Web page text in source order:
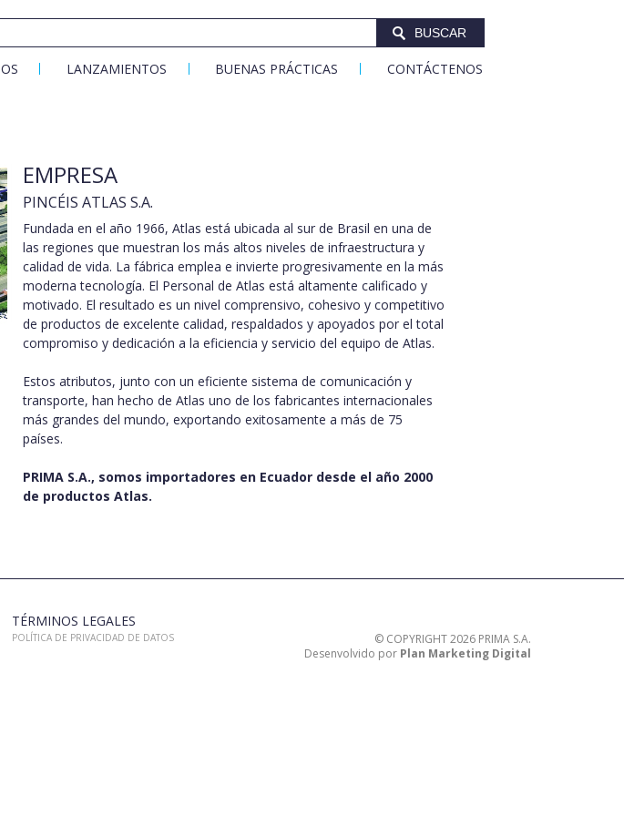
BUSCAR
LANZAMIENTOS BUENAS PRÁCTICAS CONTÁCTENOS
EMPRESA
PINCÉIS ATLAS S.A.
Fundada en el año 1966, Atlas está ubicada al sur de Brasil en una de
las regiones que muestran los más altos niveles de infraestructura y
calidad de vida. La fábrica emplea e invierte progresivamente en la más
moderna tecnología. El Personal de Atlas está altamente calificado y
motivado. El resultado es un nivel comprensivo, cohesivo y competitivo
de productos de excelente calidad, respaldados y apoyados por el total
compromiso y dedicación a la eficiencia y servicio del equipo de Atlas.
Estos atributos, junto con un eficiente sistema de comunicación y
transporte, han hecho de Atlas uno de los fabricantes internacionales
más grandes del mundo, exportando exitosamente a más de 75
países.
PRIMA S.A., somos importadores en Ecuador desde el año 2000
de productos Atlas.
TÉRMINOS LEGALES
POLÍTICA DE PRIVACIDAD DE DATOS
© COPYRIGHT 2026 PRIMA S.A.
Desenvolvido por Plan Marketing Digital